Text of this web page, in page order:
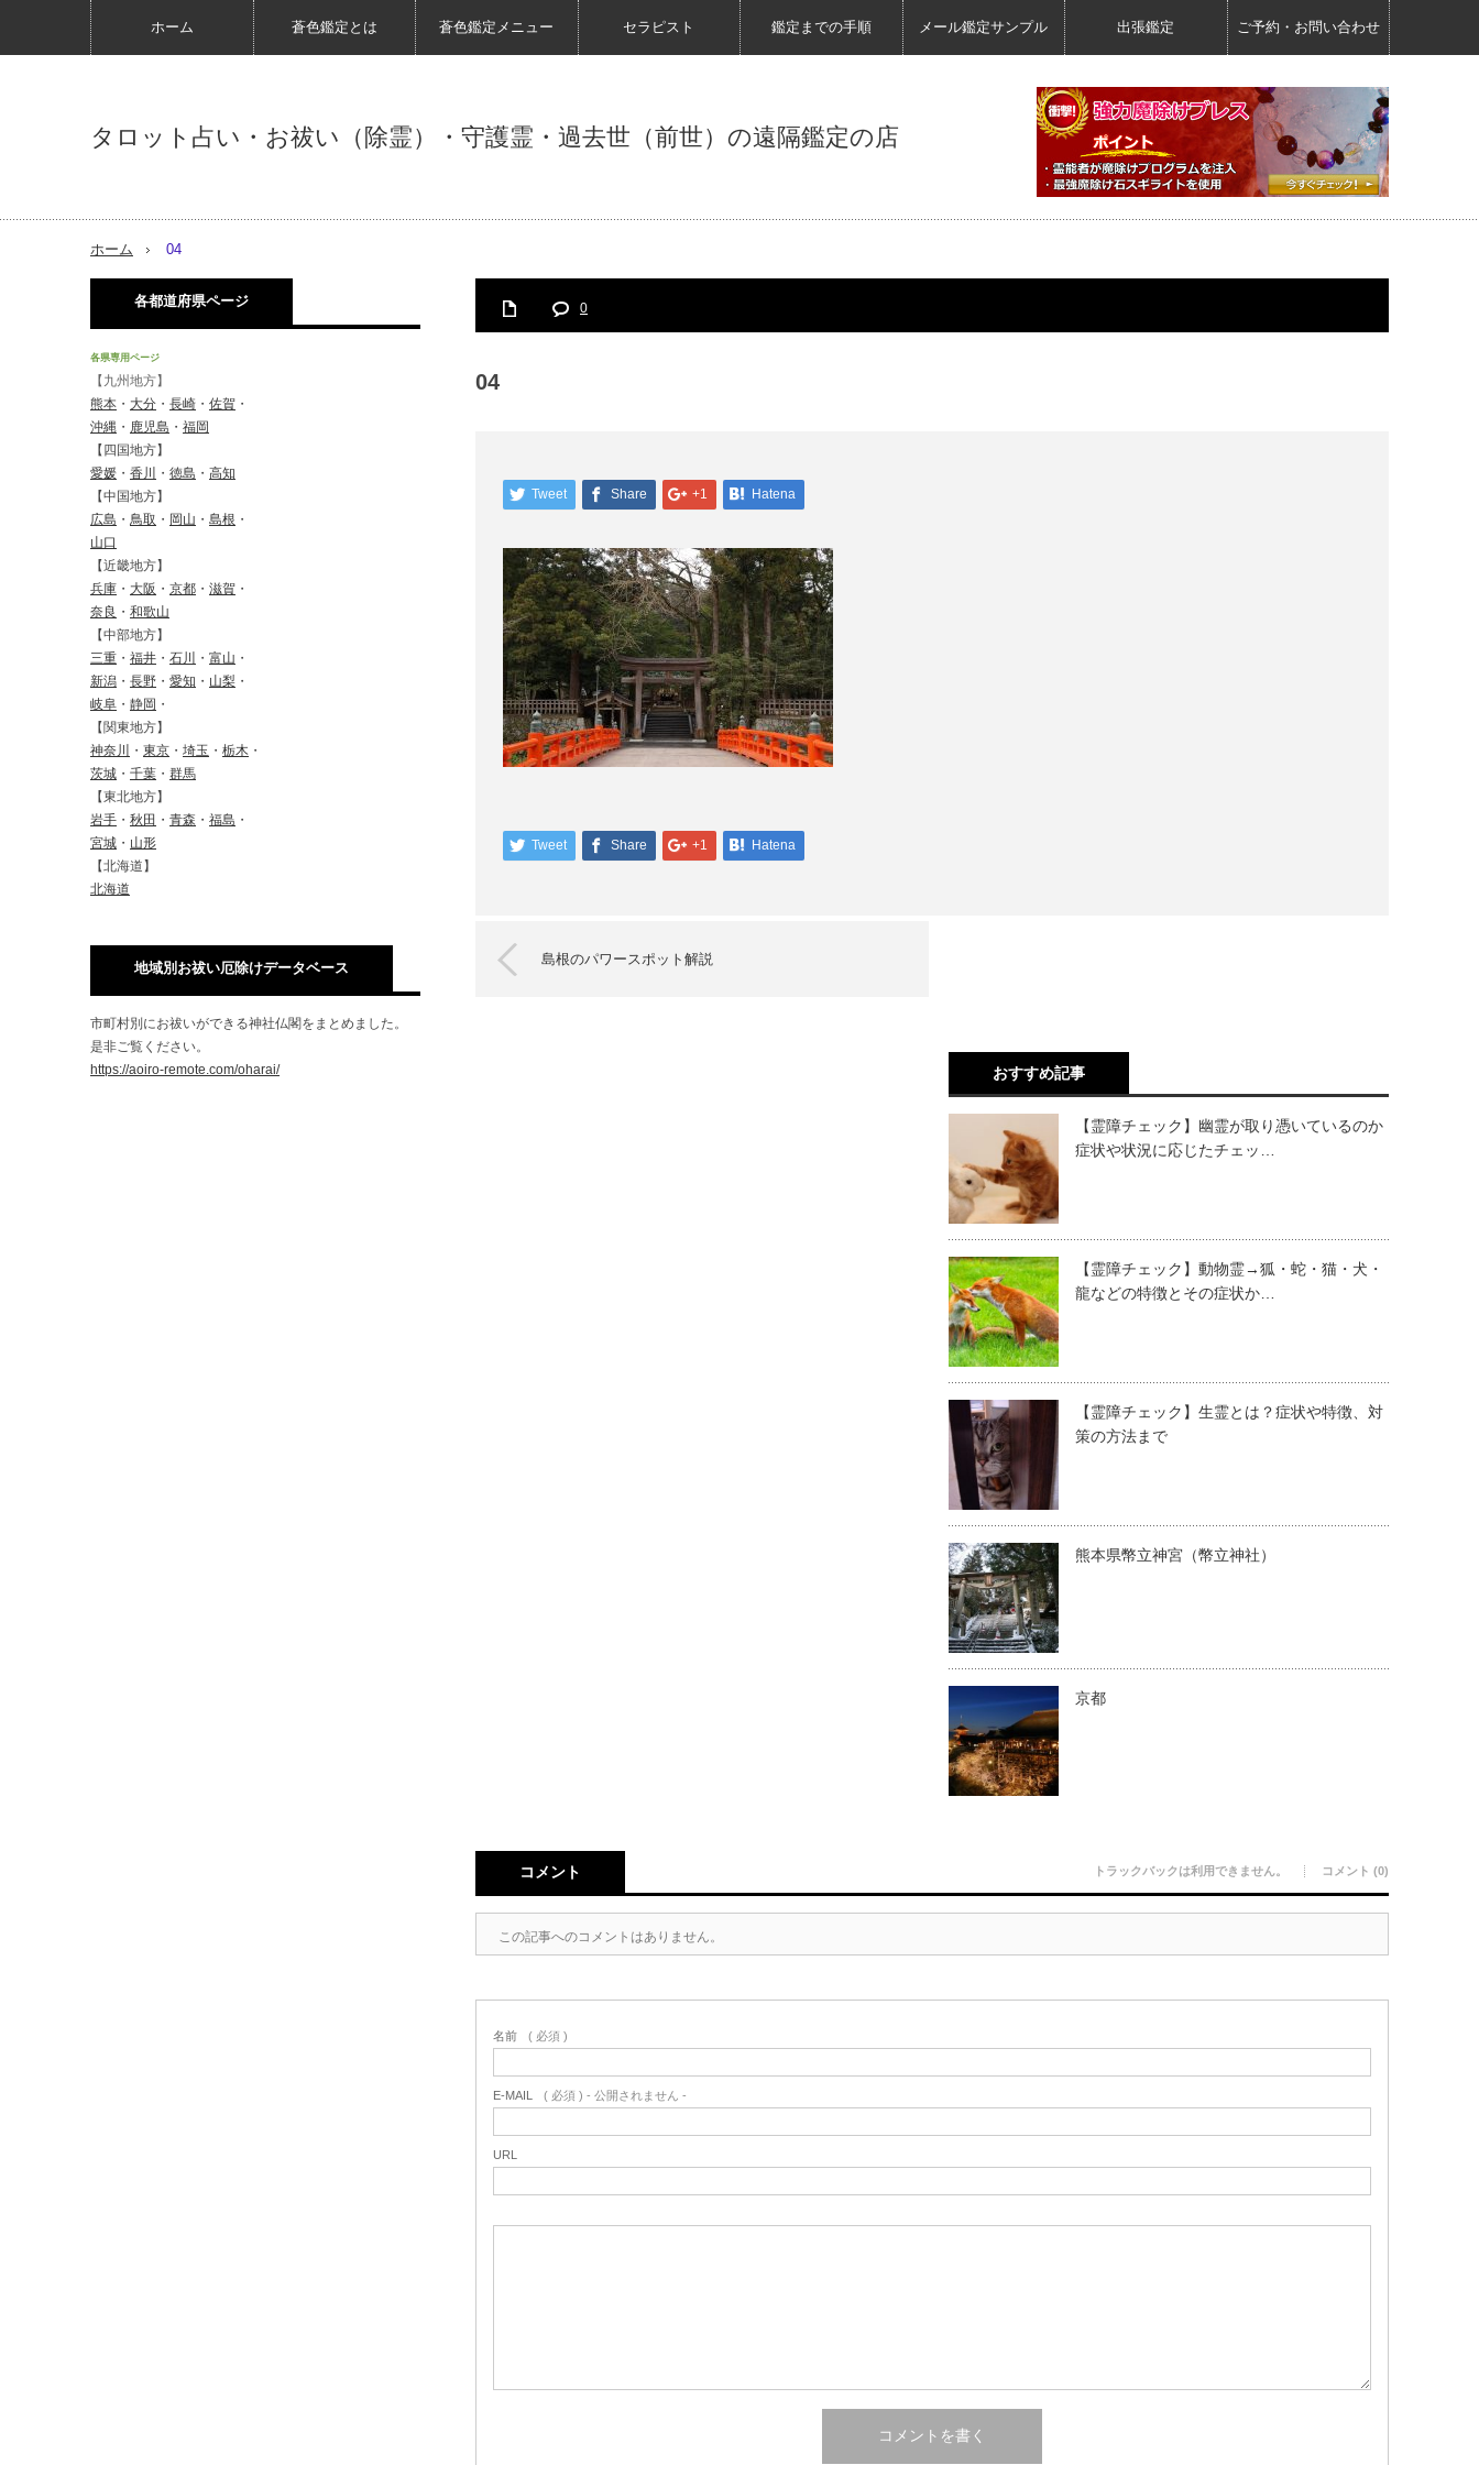
ホーム 蒼色鑑定とは 蒼色鑑定メニュー セラピスト 鑑定までの手順 メール鑑定サンプル 出張鑑定 ご予約・お問い合わせ
タロット占い・お祓い（除霊）・守護霊・過去世（前世）の遠隔鑑定の店
ホーム 04
0
04
Tweet Share +1 Hatena
Tweet Share +1 Hatena
島根のパワースポット解説
おすすめ記事
【霊障チェック】幽霊が取り憑いているのか
症状や状況に応じたチェッ…
【霊障チェック】動物霊→狐・蛇・猫・犬・
龍などの特徴とその症状か…
【霊障チェック】生霊とは？症状や特徴、対
策の方法まで
熊本県幣立神宮（幣立神社）
京都
コメント トラックバックは利用できません。 コメント (0)
この記事へのコメントはありません。
名前 ( 必須 )
E-MAIL ( 必須 ) - 公開されません -
URL
各都道府県ページ
各県専用ページ
【九州地方】
熊本 ・ 大分 ・ 長崎 ・ 佐賀 ・
沖縄 ・ 鹿児島 ・ 福岡
【四国地方】
愛媛 ・ 香川 ・ 徳島 ・ 高知
【中国地方】
広島 ・ 鳥取 ・ 岡山 ・ 島根 ・
山口
【近畿地方】
兵庫 ・ 大阪 ・ 京都 ・ 滋賀 ・
奈良 ・ 和歌山
【中部地方】
三重 ・ 福井 ・ 石川 ・ 富山 ・
新潟 ・ 長野 ・ 愛知 ・ 山梨 ・
岐阜 ・ 静岡 ・
【関東地方】
神奈川
・ 東京 ・ 埼玉 ・ 栃木 ・
茨城 ・ 千葉 ・ 群馬
【東北地方】
岩手 ・ 秋田 ・ 青森 ・ 福島 ・
宮城 ・ 山形
【北海道】
北海道
地域別お祓い厄除けデータベース
市町村別にお祓いができる神社仏閣をまとめました。
是非ご覧ください。
https://aoiro-remote.com/oharai/